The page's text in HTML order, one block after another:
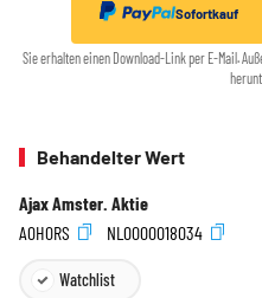
Sofortkauf
Sie erhalten einen Download-Link per E-Mail.
Behandelter Wert
Ajax Amster. Aktie
A0H0RS
NL0000018034
Watchlist